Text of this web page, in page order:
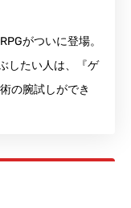
がついに登場。
したい人は、『ゲ
の腕試しができ